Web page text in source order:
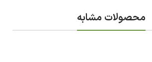
محصولات مشابه